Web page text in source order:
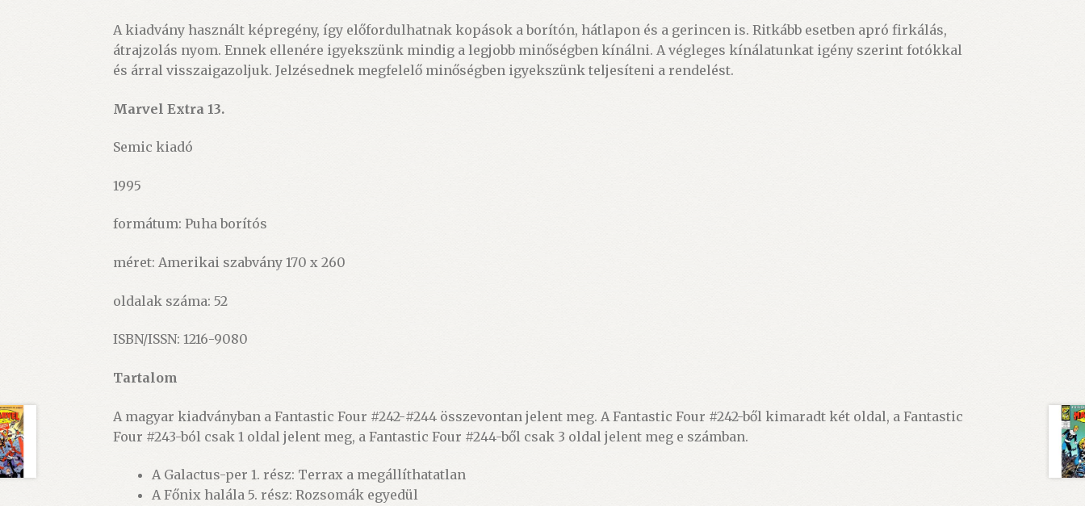
A kiadvány használt képregény, így előfordulhatnak kopások a borítón, hátlapon és a gerincen is. Ritkább esetben apró firkálás,
átrajzolás nyom. Ennek ellenére igyekszünk mindig a legjobb minőségben kínálni. A végleges kínálatunkat igény szerint fotókkal
és árral visszaigazoljuk. Jelzésednek megfelelő minőségben igyekszünk teljesíteni a rendelést.
Marvel Extra 13.
Semic kiadó
1995
formátum: Puha borítós
méret: Amerikai szabvány 170 x 260
oldalak száma: 52
ISBN/ISSN: 1216-9080
Tartalom
A magyar kiadványban a Fantastic Four #242-#244 összevontan jelent meg. A Fantastic Four #242-ből kimaradt két oldal, a Fantastic
Four #243-ból csak 1 oldal jelent meg, a Fantastic Four #244-ből csak 3 oldal jelent meg e számban.
A Galactus-per 1. rész: Terrax a megállíthatatlan
A Főnix halála 5. rész: Rozsomák egyedül